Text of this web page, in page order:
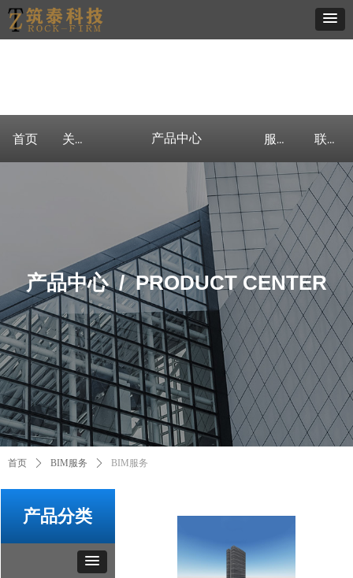
首页 关于我们 客户案例 服务流程 联系我们
产品中心
产品中心 /PRODUCT CENTER
产品分类
首页 ꄲ BIM服务 ꄲ BIM服务